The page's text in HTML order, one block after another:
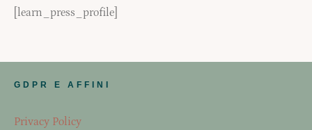
[learn_press_profile]
GDPR E AFFINI
Privacy Policy